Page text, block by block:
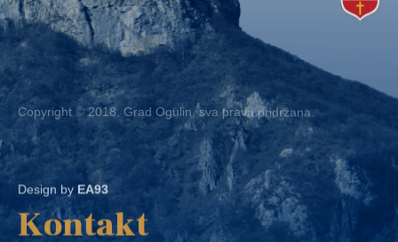
Copyright © 2018. Grad Ogulin, sva prava pridržana.
Design byEA93
Kontakt